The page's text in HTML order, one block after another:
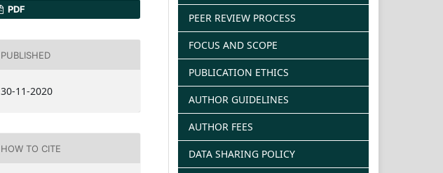
PDF
PUBLISHED
30-11-2020
HOW TO CITE
PEER REVIEW PROCESS
FOCUS AND SCOPE
PUBLICATION ETHICS
AUTHOR GUIDELINES
AUTHOR FEES
DATA SHARING POLICY